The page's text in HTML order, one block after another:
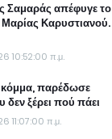
Σαμαράς απέφυγε το
Καρυστιανού.
10:52:00 π.μ.
παρέδωσε
ξέρει πού πάει
11:07:00 π.μ.